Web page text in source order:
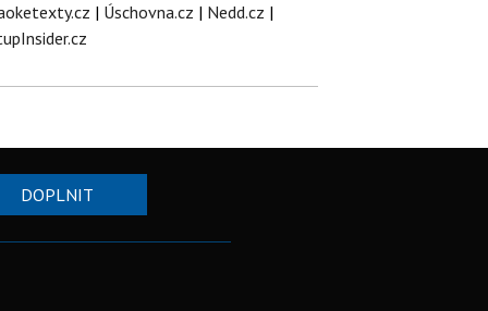
| Úschovna.cz | Nedd.cz |
DOPLNIT